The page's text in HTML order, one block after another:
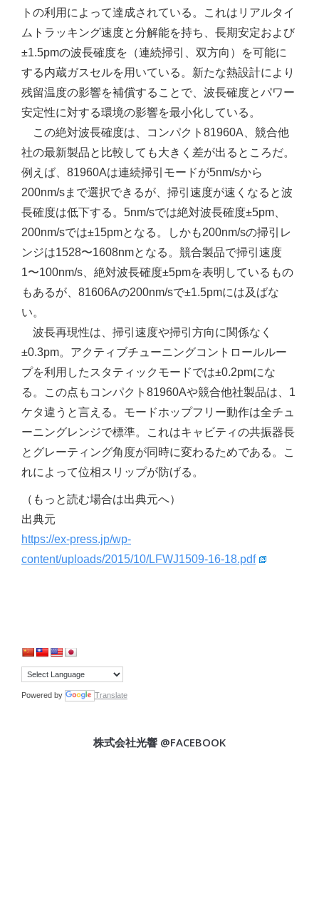
トの利用によって達成されている。これはリアルタイ
ムトラッキング速度と分解能を持ち、長期安定および
±1.5pmの波長確度を（連続掃引、双方向）を可能に
する内蔵ガスセルを用いている。新たな熱設計により
残留温度の影響を補償することで、波長確度とパワー
安定性に対する環境の影響を最小化している。
この絶対波長確度は、コンパクト81960A、競合他
社の最新製品と比較しても大きく差が出るところだ。
例えば、81960Aは連続掃引モードが5nm/sから
200nm/sまで選択できるが、掃引速度が速くなると波
長確度は低下する。5nm/sでは絶対波長確度±5pm、
200nm/sでは±15pmとなる。しかも200nm/sの掃引レ
ンジは1528〜1608nmとなる。競合製品で掃引速度
1〜100nm/s、絶対波長確度±5pmを表明しているもの
もあるが、81606Aの200nm/sで±1.5pmには及ばな
い。
波長再現性は、掃引速度や掃引方向に関係なく
±0.3pm。アクティブチューニングコントロールルー
プを利用したスタティックモードでは±0.2pmにな
る。この点もコンパクト81960Aや競合他社製品は、1
ケタ違うと言える。モードホップフリー動作は全チュ
ーニングレンジで標準。これはキャビティの共振器長
とグレーティング角度が同時に変わるためである。こ
れによって位相スリップが防げる。
（もっと読む場合は出典元へ）
出典元
https://ex-press.jp/wp-
content/uploads/2015/10/LFWJ1509-16-18.pdf
Powered by Translate
株式会社光響 @FACEBOOK